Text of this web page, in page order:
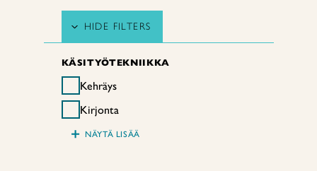
HIDE FILTERS
KÄSITYÖTEKNIIKKA
Kehräys
Kirjonta
+ NÄYTÄ LISÄÄ